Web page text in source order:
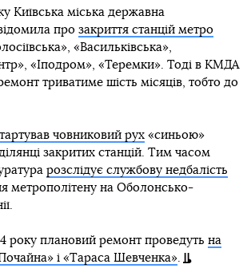
Київська міська державна
про закриття станцій метро
«Васильківська»,
«Іподром», «Теремки». Тоді в КМДА
триватиме шість місяців, тобто до
човниковий рух «синьою»
закритих станцій. Тим часом
розслідує службову недбалість
метрополітену на Оболонсько-
року плановий ремонт проведуть на
і «Тараса Шевченка».